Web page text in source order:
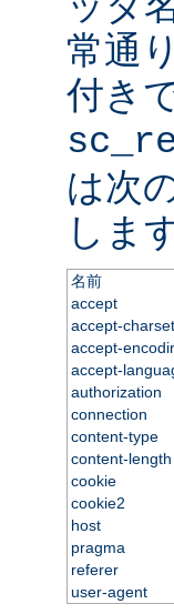
常通
付き
は次
しま
名前
accept
accept-charset
accept-
accept-
authorization
connection
content-type
content-length
cookie
cookie2
host
pragma
referer
user-agent